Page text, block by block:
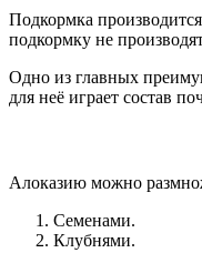
Подкормка
подкормку не
Одно из главных
для неё играет состав
Алоказию можно
Семенами.
Клубнями.